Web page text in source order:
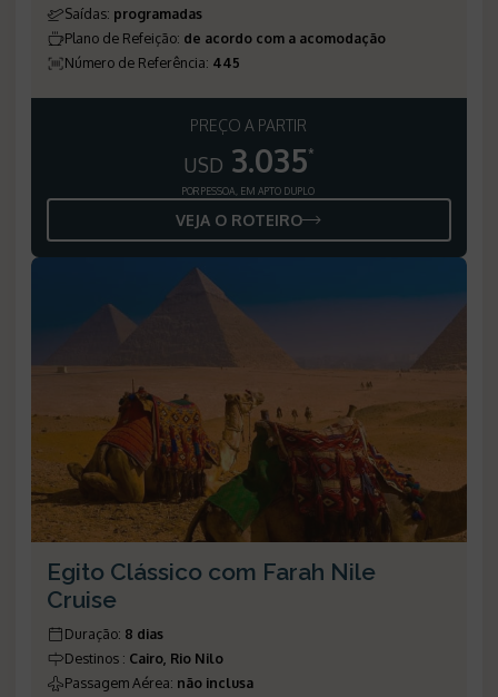
Saídas: programadas
Plano de Refeição: de acordo com a acomodação
Número de Referência: 445
PREÇO A PARTIR
USD 3.035*
POR PESSOA, EM APTO DUPLO
VEJA O ROTEIRO
Egito Clássico com Farah Nile
Cruise
Duração: 8 dias
Destinos : Cairo, Rio Nilo
Passagem Aérea: não inclusa